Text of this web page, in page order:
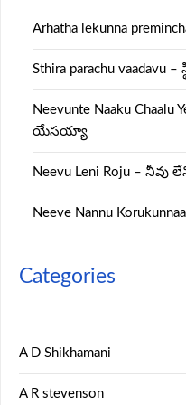
Arhatha lekunna
Sthira parachu vaadavu
Neevunte Naaku
యేసయ్యా
Neevu Leni Roju – నీవు
Neeve Nannu
Categories
A D Shikhamani
A R stevenson